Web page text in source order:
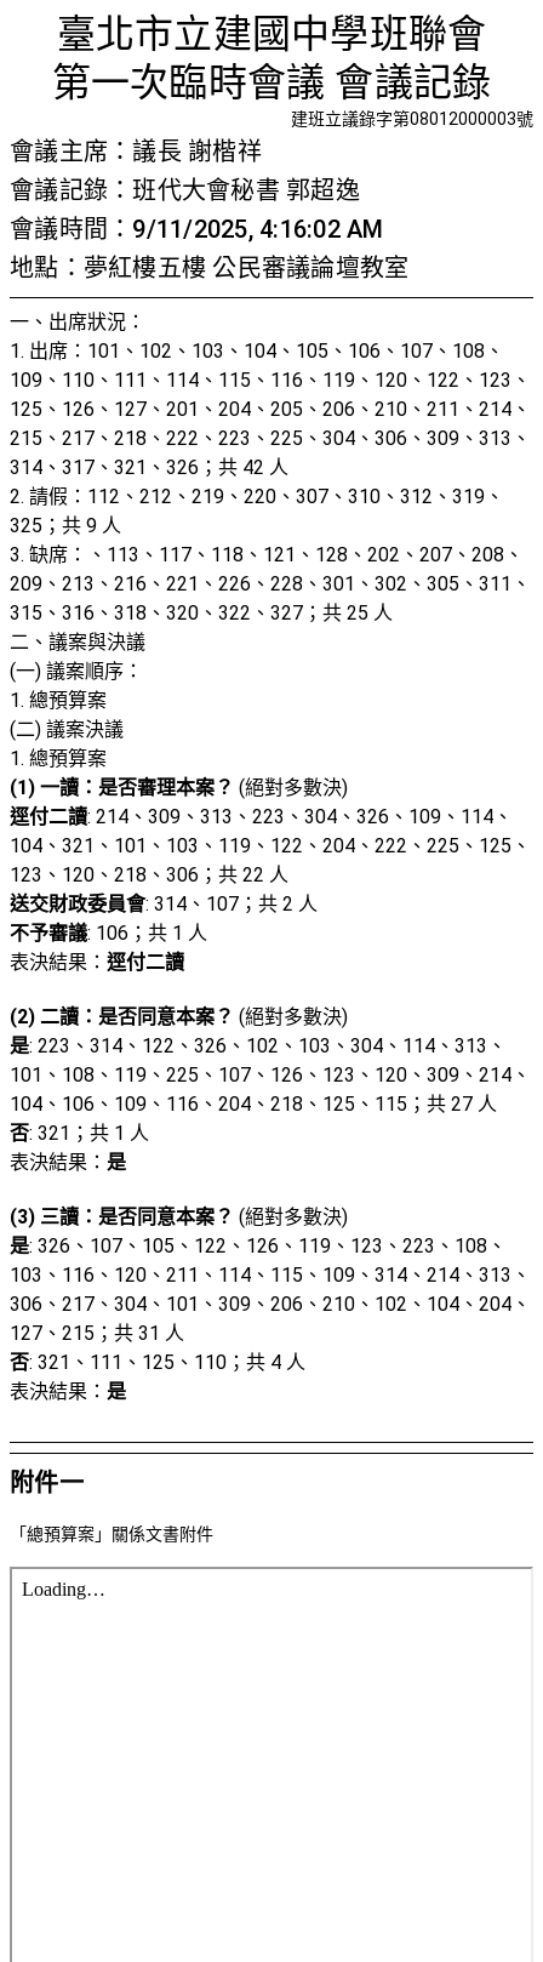
檢視法令 檢視公文 評委文書關於與使用條款
第一次臨
臺北市立建國中學班聯會
第一次臨時會議 會議記錄
建班立議錄字第08012000003號
會議主席：議長 謝楷祥
會議記錄：班代大會秘書 郭超逸
會議時間：9/11/2025, 4:16:02 AM
地點：夢紅樓五樓 公民審議論壇教室
一、出席狀況：
1. 出席：101、102、103、104、105、106、107、108、
109、110、111、114、115、116、119、120、122、123、
125、126、127、201、204、205、206、210、211、214、
215、217、218、222、223、225、304、306、309、313、
314、317、321、326；共 42 人
2. 請假：112、212、219、220、307、310、312、319、
325；共 9 人
3. 缺席：、113、117、118、121、128、202、207、208、
209、213、216、221、226、228、301、302、305、311、
315、316、318、320、322、327；共 25 人
二、議案與決議
(一) 議案順序：
1. 總預算案
(二) 議案決議
1. 總預算案
(1) 一讀：是否審理本案？ (絕對多數決)
逕付二讀: 214、309、313、223、304、326、109、114、
104、321、101、103、119、122、204、222、225、125、
123、120、218、306；共 22 人
送交財政委員會: 314、107；共 2 人
不予審議: 106；共 1 人
表決結果： 逕付二讀
(2) 二讀：是否同意本案？ (絕對多數決)
是: 223、314、122、326、102、103、304、114、313、
101、108、119、225、107、126、123、120、309、214、
104、106、109、116、204、218、125、115；共 27 人
否: 321；共 1 人
表決結果： 是
(3) 三讀：是否同意本案？ (絕對多數決)
是: 326、107、105、122、126、119、123、223、108、
103、116、120、211、114、115、109、314、214、313、
306、217、304、101、309、206、210、102、104、204、
127、215；共 31 人
否: 321、111、125、110；共 4 人
表決結果： 是
附件一
「總預算案」關係文書附件